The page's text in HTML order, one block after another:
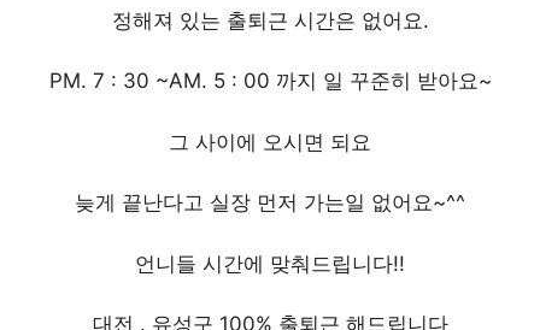
정해져 있는 출퇴근 시간은 없어요.
PM. 7 : 30 ~AM. 5 : 00 까지 일 꾸준히 받아요~
그 사이에 오시면 되요
늦게 끝난다고 실장 먼저 가는일 없어요~^^
언니들 시간에 맞춰드립니다!!
대전 . 유성구 100% 출퇴근 해드립니다